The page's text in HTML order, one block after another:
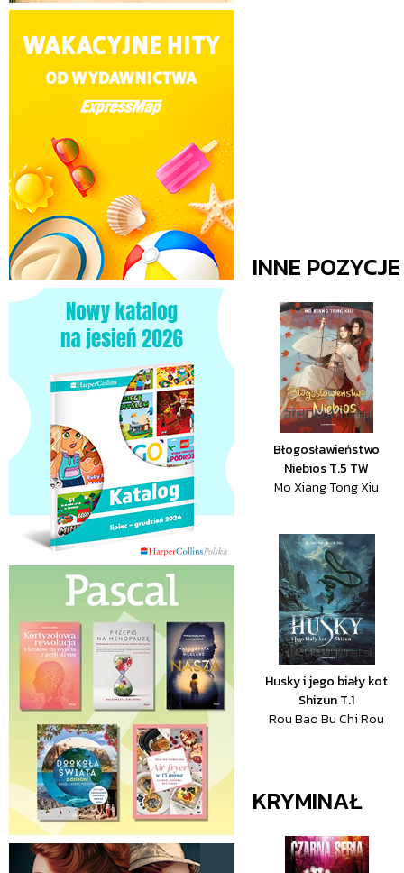
INNE
Błogosławieństwo
Niebios T.5 TW
Mo Xiang Tong Xiu
Husky i jego biały kot
Shizun T.1
Rou Bao Bu Chi Rou
KRYMINAŁ